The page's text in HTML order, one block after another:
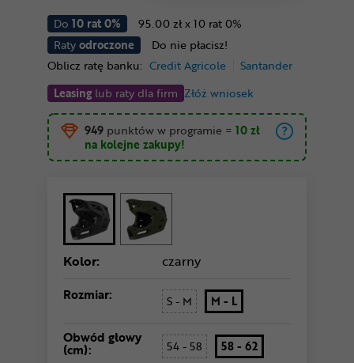
Do 10 rat 0%
95.00 zł x 10 rat 0%
Ratyodroczone
Do nie płacisz!
Oblicz ratę banku: Credit Agricole
Santander
Leasinglub raty dla firm Złóż wniosek
949 punktów w programie = 10 zł
na kolejne zakupy!
Kolor: czarny
Rozmiar: S - M M - L
Obwód głowy
(cm): 54 - 58 58 - 62